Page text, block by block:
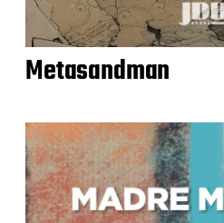
Metasandman